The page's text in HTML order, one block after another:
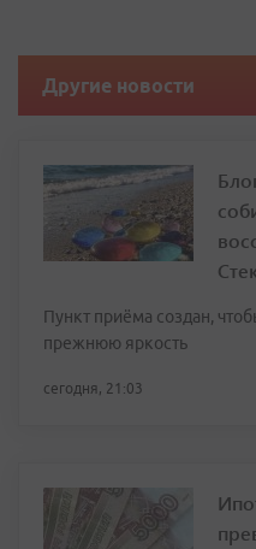
Другие новости
Пункт приёма создан,
прежнюю яркость
сегодня, 21:03